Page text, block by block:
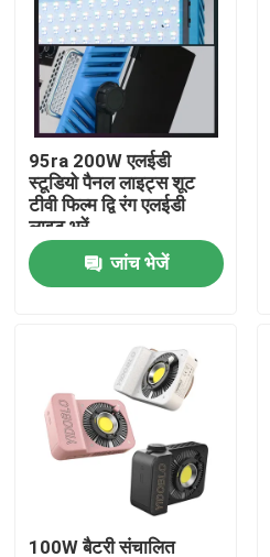
वीडियो
हमारे बारे में
कारखाने का दौरा
गुणवत्ता नियंत्रण
समाचार
एलईडी वीडियो स्टूडियो लाइट्स
95ra 200W एलईडी
स्टूडियो पैनल लाइट्स शूट
टीवी फिल्म द्वि रंग एलईडी
लाइट भरें
जांच भेजें
100W बैटरी संचालित